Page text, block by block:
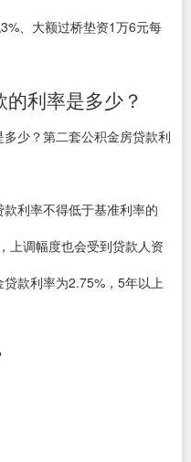
、大额过桥垫资1万6元每
利率是多少？
少？第二套公积金房贷款利
利率不得低于基准利率的
上调幅度也会受到贷款人资
款利率为2.75%，5年以上